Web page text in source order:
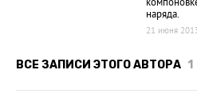
наряда.
21 июня
ВСЕ ЗАПИСИ ЭТОГО АВТОРА 1